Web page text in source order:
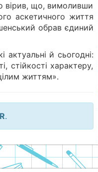
вірив, що, вимоливши
аскетичного життя
обрав єдиний
й сьогодні:
характеру,
життям».
.